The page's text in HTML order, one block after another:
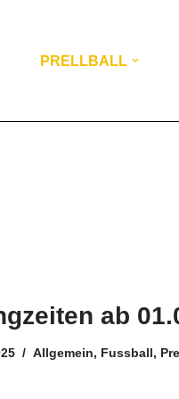
PRELLBALL
ab
Allgemein, Fussball,